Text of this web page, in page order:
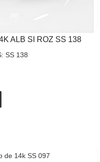
ALB SI ROZ SS 138
SS 138